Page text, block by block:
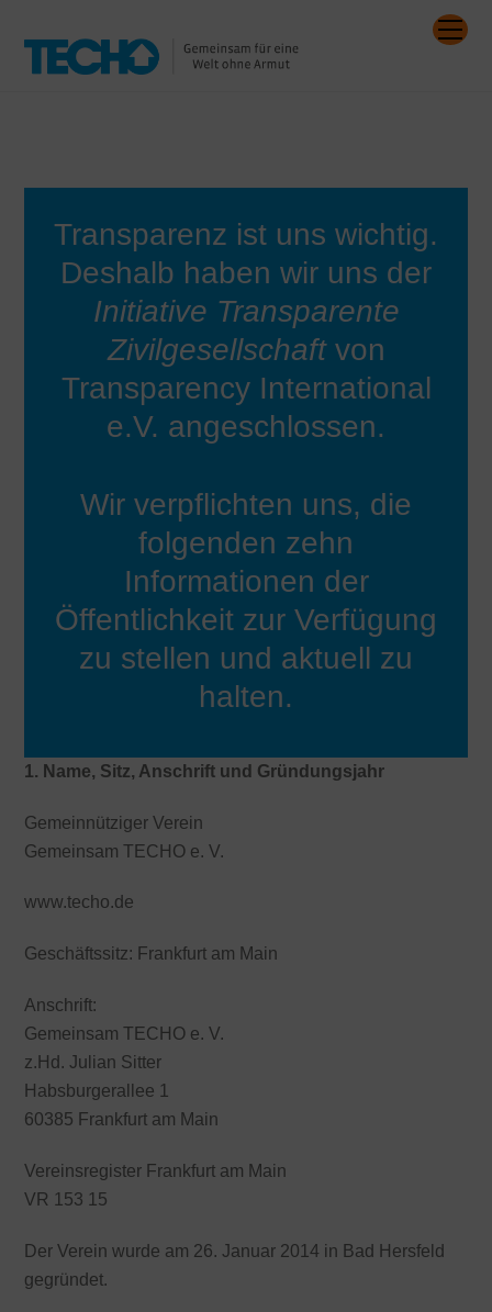
content
Transparenz ist uns wichtig.
Deshalb haben wir uns der
Initiative Transparente
Zivilgesellschaftvon
Transparency International
e.V. angeschlossen.
Wir verpflichten uns, die
folgenden zehn
Informationen der
Öffentlichkeit zur Verfügung
zu stellen und aktuell zu
halten.
1. Name, Sitz, Anschrift und Gründungsjahr
Gemeinnütziger Verein
Gemeinsam TECHO e. V.
www.techo.de
Geschäftssitz: Frankfurt am Main
Anschrift:
Gemeinsam TECHO e. V.
z.Hd. Julian Sitter
Habsburgerallee 1
60385 Frankfurt am Main
Vereinsregister Frankfurt am Main
VR 153 15
Der Verein wurde am 26. Januar 2014 in Bad Hersfeld
gegründet.